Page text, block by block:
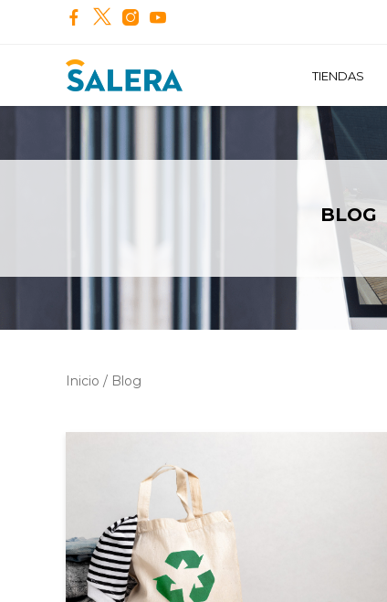
TIENDAS
BLOG
Inicio / Blog